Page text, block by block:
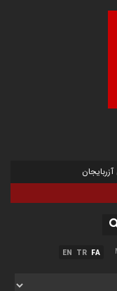
FA
TR
EN